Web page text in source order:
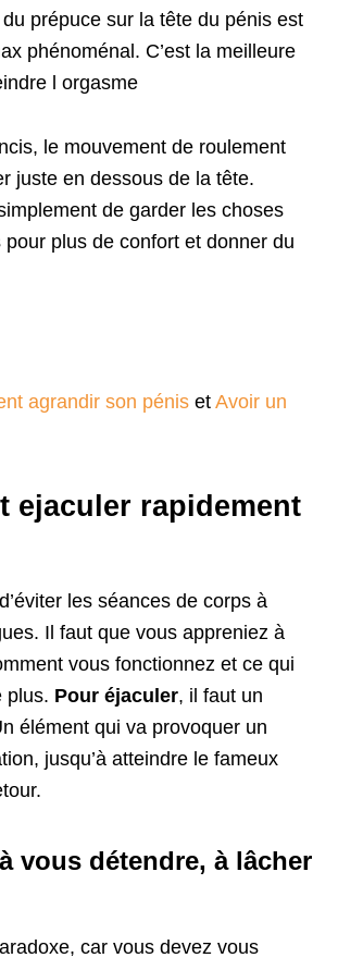
prépuce sur la tête du pénis est
phénoménal. C’est la meilleure
l orgasme
le mouvement de roulement
juste en dessous de la tête.
de garder les choses
plus de confort et donner du
agrandir son pénis et Avoir un
ejaculer rapidement
les séances de corps à
Il faut que vous appreniez à
vous fonctionnez et ce qui
plus. Pour éjaculer, il faut un
élément qui va provoquer un
jusqu’à atteindre le fameux
vous détendre, à lâcher
car vous devez vous